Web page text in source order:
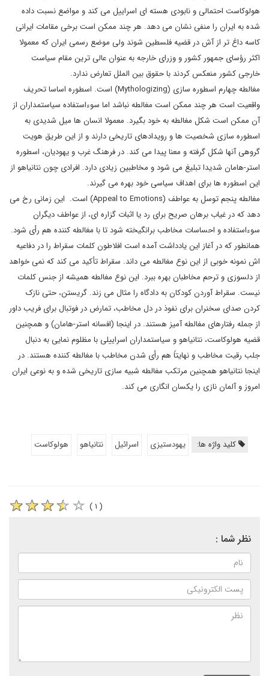
هولوکاست احتمالی و نابودی هسته ای اسراییل می کند و مواضع نسبت داده
شده به ایران را منفی نشان می دهد. هر چند ممکن است برخی مقامات ایرانی
کاسه داغ تر از آش در قضیه فلسطین شوند ولی موضع رسمی ایران که معمولا
اکثر رؤسای جمهور کشور و وزرای خارجه به عنوان عالی ترین مقام سیاست
خارجی کشور منعکس کردند با حقوق بین الملل تعارض ندارد.
مغالطه چهارم اسطوره سازی (Mythologizing) است. اسطوره اساسا تحریف
واقعیت است هر چند ممکن است مغالطه نباشد اما سوءاستفاده سیاستمداران از
آن ممکن است شکل مغالطه به خود بگیرد. معمولا انسان ها میل شدیدی به
اسطوره سازی شخصیت ها و رویدادهای تاریخی دارند و از این طریق هویت
گروهی آنها شکل گرفته و معنا پیدا می کند. در فرهنگ غرب و یهودیان، اسطوره
استر-هامان شدیدا تبلیغ می شود و مخاطبین زیادی دارد. افرادی چون نتانیاهو از
این اسطوره ها برای اهداف سیاسی خود بهره می گیرند.
مغالطه پنجم توسل به عواطف (Appeal to Emotions) است. این زمانی رخ می
دهد که در غیاب برهان صریح برای رد یا اثبات گزاره ای، از عواطف دیگران
سوءاستفاده و احساسات مخاطب برانگیخته شود تا با مغالطه کننده هم رأی شود.
همانطور که در آغاز این یادداشت آمده است افلاطون کلمات سقراط را در دفاعیه
اش نمونه خوبی از این نوع مغالطه می داند. سقراط تأکید می کند که نمی خواهد
از دلسوزی و ترحم مخاطبان بهره ببرد. این نوع مغالطه همیشه از جنس کلمات
نیست. سقراط آوردن کودکان به دادگاه را مثال می زند. گریستن، حتی نازک
کردن صدای سخنران برای نفوذ در دل مخاطب، تمارض در فوتبال برای فریب داور
از جمله رفتارهای مغالطه آمیز هستند. در اینجا (افسانه استر-هامان) و همچنین
قضیه هولوکاست، نتانیاهو و سیاستمداران اسراییلی با مظلوم نمایی به دنبال
جلب رقیت مخاطب و نهایتاً هم رأی شدن مخاطب با مغالطه کننده هستند. در
اینجا نتانیاهو همچنین مرتکب مغالطه شبیه سازی تاریخی شده و به نوعی ایران
امروز و آلمان نازی را یکسان انگاری می کند.
کلید واژه ها: یهودستیزی اسرائیل نتانیاهو هولوکاست
( ۱ )
نظر شما :